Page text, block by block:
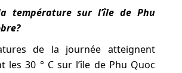
température sur l’île de Phu
de la journée atteignent
les 30 ° C sur l’île de Phu Quoc